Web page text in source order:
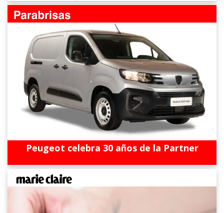
Peugeot celebra 30 años de la Partner